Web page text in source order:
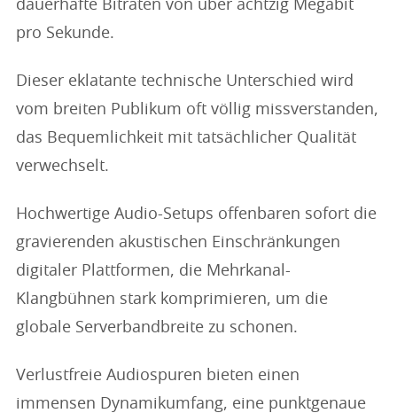
dauerhafte Bitraten von über achtzig Megabit
pro Sekunde.
Dieser eklatante technische Unterschied wird
vom breiten Publikum oft völlig missverstanden,
das Bequemlichkeit mit tatsächlicher Qualität
verwechselt.
Hochwertige Audio-Setups offenbaren sofort die
gravierenden akustischen Einschränkungen
digitaler Plattformen, die Mehrkanal-
Klangbühnen stark komprimieren, um die
globale Serverbandbreite zu schonen.
Verlustfreie Audiospuren bieten einen
immensen Dynamikumfang, eine punktgenaue